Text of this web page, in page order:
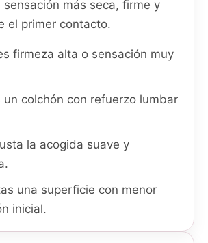
sensación más seca, firme y
el primer contacto.
firmeza alta o sensación muy
un colchón con refuerzo lumbar
la acogida suave y
una superficie con menor
inicial.